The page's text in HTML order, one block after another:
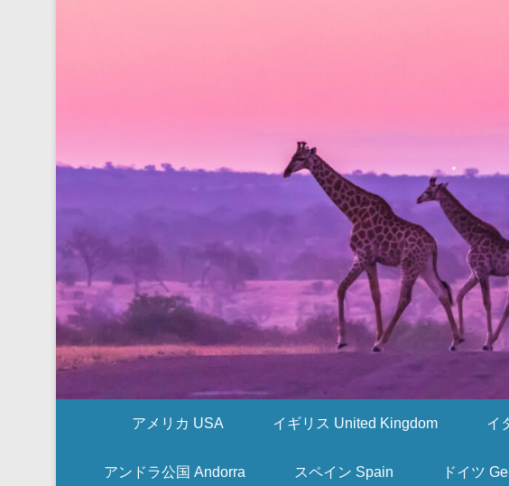
アメリカ USA イギリス United Kingdom イ
アンドラ公国 Andorra スペイン Spain ドイツ